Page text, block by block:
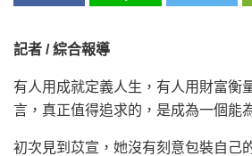
記者 / 綜合報導
有人用成就定義人生，有人用財富衡
言，真正值得追求的，是成為一個能
初次見到苡宣，她沒有刻意包裝自己